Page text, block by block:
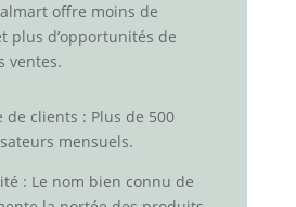
offre moins de
plus d’opportunités de
ventes.
de clients : Plus de 500
mensuels.
: Le nom bien connu de